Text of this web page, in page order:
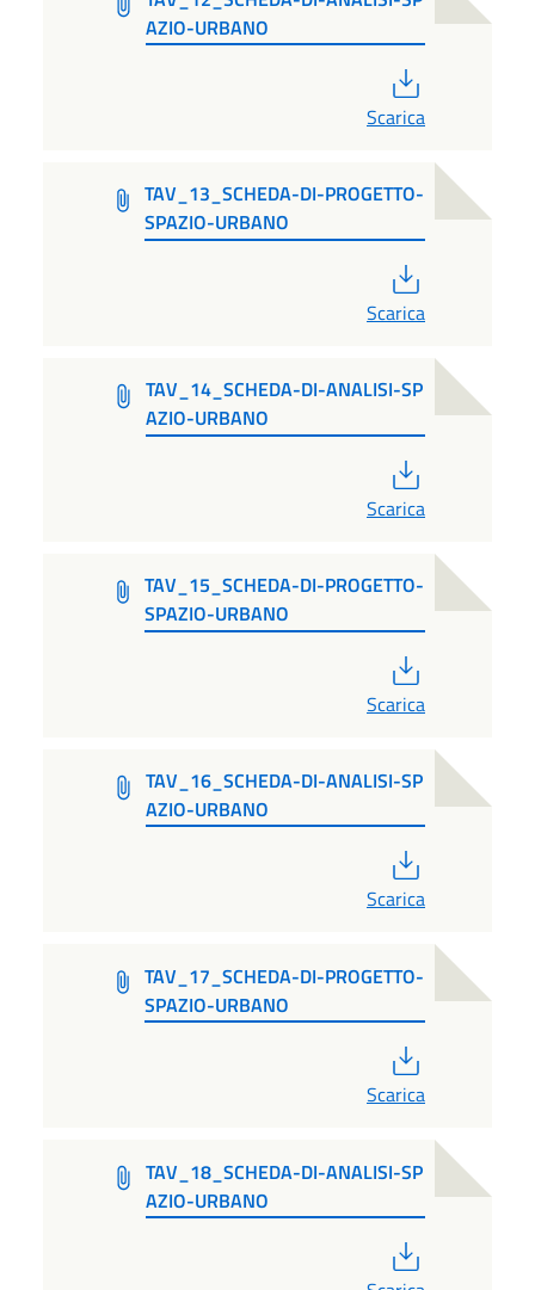
AZIO-URBANO
Scarica
TAV_13_SCHEDA-DI-PROGETTO-
SPAZIO-URBANO
Scarica
TAV_14_SCHEDA-DI-ANALISI-SP
AZIO-URBANO
Scarica
TAV_15_SCHEDA-DI-PROGETTO-
SPAZIO-URBANO
Scarica
TAV_16_SCHEDA-DI-ANALISI-SP
AZIO-URBANO
Scarica
TAV_17_SCHEDA-DI-PROGETTO-
SPAZIO-URBANO
Scarica
TAV_18_SCHEDA-DI-ANALISI-SP
AZIO-URBANO